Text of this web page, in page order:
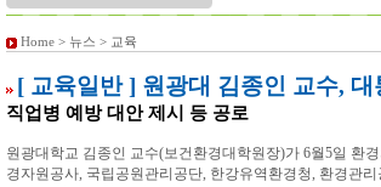
Home > 뉴스 > 교육
[ 교육일반 ] 원광대 김종인 교수, 대
직업병 예방 대안 제시 등 공로
원광대학교 김종인 교수(보건환경대학원장)가 6월5일 환
경자원공사, 국립공원관리공단, 한강유역환경청, 환경관